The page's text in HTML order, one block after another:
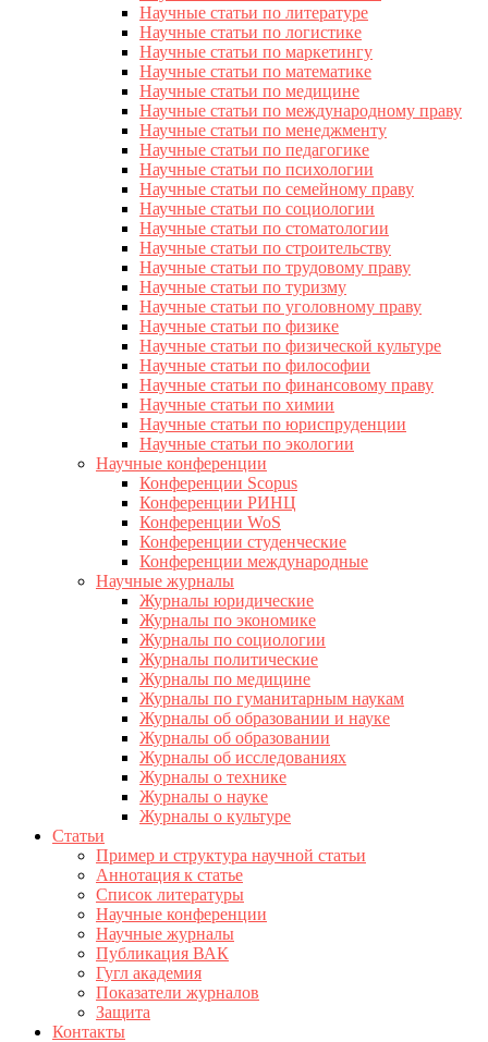
Научные статьи по литературе
Научные статьи по логистике
Научные статьи по маркетингу
Научные статьи по математике
Научные статьи по медицине
Научные статьи по международному праву
Научные статьи по менеджменту
Научные статьи по педагогике
Научные статьи по психологии
Научные статьи по семейному праву
Научные статьи по социологии
Научные статьи по стоматологии
Научные статьи по строительству
Научные статьи по трудовому праву
Научные статьи по туризму
Научные статьи по уголовному праву
Научные статьи по физике
Научные статьи по физической культуре
Научные статьи по философии
Научные статьи по финансовому праву
Научные статьи по химии
Научные статьи по юриспруденции
Научные статьи по экологии
Научные конференции
Конференции Scopus
Конференции РИНЦ
Конференции WoS
Конференции студенческие
Конференции международные
Научные журналы
Журналы юридические
Журналы по экономике
Журналы по социологии
Журналы политические
Журналы по медицине
Журналы по гуманитарным наукам
Журналы об образовании и науке
Журналы об образовании
Журналы об исследованиях
Журналы о технике
Журналы о науке
Журналы о культуре
Статьи
Пример и структура научной статьи
Аннотация к статье
Список литературы
Научные конференции
Научные журналы
Публикация ВАК
Гугл академия
Показатели журналов
Защита
Контакты